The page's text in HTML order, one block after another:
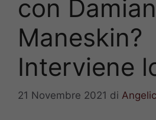
con
Maneskin?
Interviene
21 Novembre 2021 di